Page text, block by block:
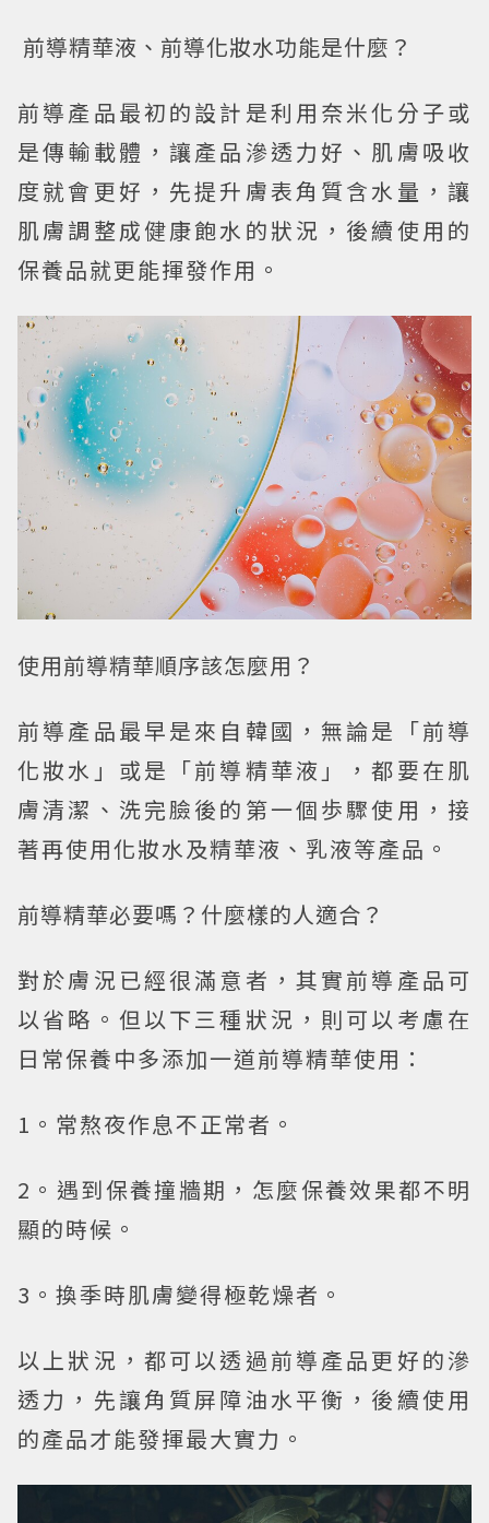
前導精華液、前導化妝水功能是什麼？
前導產品最初的設計是利用奈米化分子或
是傳輸載體，讓產品滲透力好、肌膚吸收
度就會更好，先提升膚表角質含水量，讓
肌膚調整成健康飽水的狀況，後續使用的
保養品就更能揮發作用。
使用前導精華順序該怎麼用？
前導產品最早是來自韓國，無論是「前導
化妝水」或是「前導精華液」，都要在肌
膚清潔、洗完臉後的第一個歩驟使用，接
著再使用化妝水及精華液、乳液等產品。
前導精華必要嗎？什麼樣的人適合？
對於膚況已經很滿意者，其實前導產品可
以省略。但以下三種狀況，則可以考慮在
日常保養中多添加一道前導精華使用：
1。常熬夜作息不正常者。
2。遇到保養撞牆期，怎麼保養效果都不明
顯的時候。
3。換季時肌膚變得極乾燥者。
以上狀況，都可以透過前導產品更好的滲
透力，先讓角質屏障油水平衡，後續使用
的產品才能發揮最大實力。